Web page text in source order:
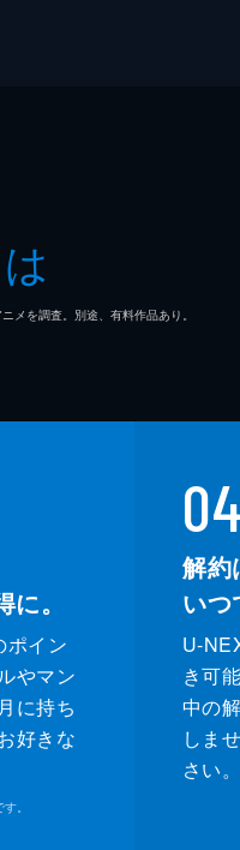
を調査。別途、有料作品あり。
。
ポイン
やマン
に持ち
好きな
。
04
解約
いつ
U-
き可
中の
しま
さい。